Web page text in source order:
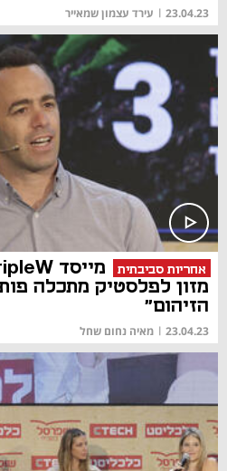
23.04.23
| עירד עצמון שמאייר
אחריות סביבתית
מזון לפלסטיק מתכלה
הזיהום"
23.04.23
| מאיה נחום שחל